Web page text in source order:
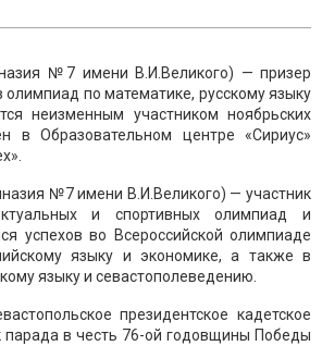
№7 имени В.И.Великого) — призер
олимпиад по математике, русскому языку
неизменным участником ноябрьских
в Образовательном центре «Сириус»
№7 имени В.И.Великого) — участник
и спортивных олимпиад и
успехов во Всероссийской олимпиаде
языку и экономике, а также в
языку и севастополеведению.
президентское кадетское
парада в честь 76-ой годовщины Победы